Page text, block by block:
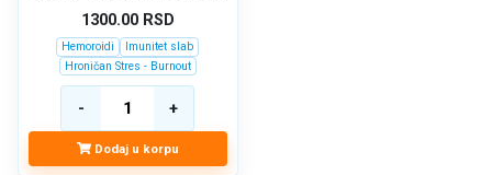
1300.00RSD
Hemoroidi
Imunitet slab
Hroničan Stres - Burnout
Dodaj u korpu